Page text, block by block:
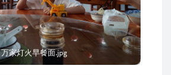
万家灯火早餐面.jpg